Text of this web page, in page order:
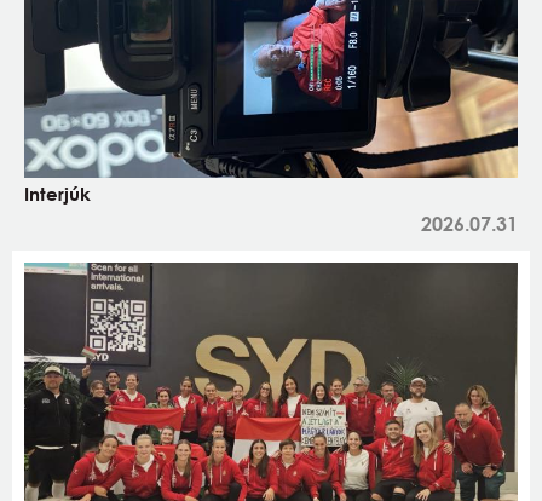
Interjúk
2026.07.31